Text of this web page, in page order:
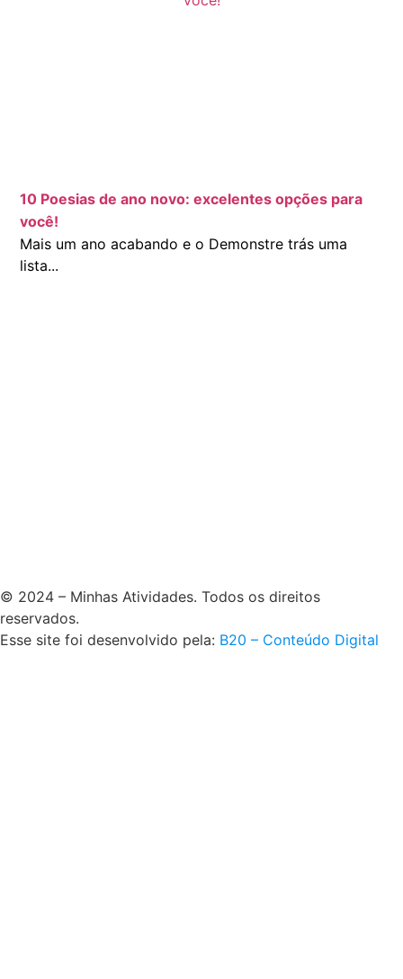
10 Poesias de ano novo: excelentes opções para
você!
Mais um ano acabando e o Demonstre trás uma
lista...
© 2024 – Minhas Atividades. Todos os direitos
reservados.
Esse site foi desenvolvido pela: B20 – Conteúdo Digital